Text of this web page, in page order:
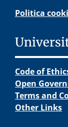
Politica
Code of
Open
Terms and
Other Links